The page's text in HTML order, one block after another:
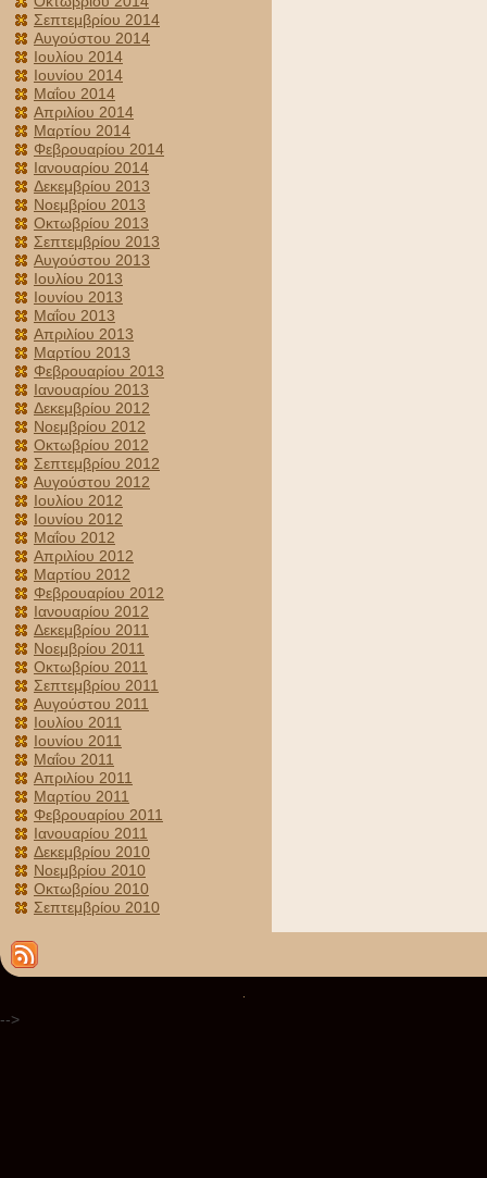
Σεπτεμβρίου 2014
Αυγούστου 2014
Ιουλίου 2014
Ιουνίου 2014
Μαΐου 2014
Απριλίου 2014
Μαρτίου 2014
Φεβρουαρίου 2014
Ιανουαρίου 2014
Δεκεμβρίου 2013
Νοεμβρίου 2013
Οκτωβρίου 2013
Σεπτεμβρίου 2013
Αυγούστου 2013
Ιουλίου 2013
Ιουνίου 2013
Μαΐου 2013
Απριλίου 2013
Μαρτίου 2013
Φεβρουαρίου 2013
Ιανουαρίου 2013
Δεκεμβρίου 2012
Νοεμβρίου 2012
Οκτωβρίου 2012
Σεπτεμβρίου 2012
Αυγούστου 2012
Ιουλίου 2012
Ιουνίου 2012
Μαΐου 2012
Απριλίου 2012
Μαρτίου 2012
Φεβρουαρίου 2012
Ιανουαρίου 2012
Δεκεμβρίου 2011
Νοεμβρίου 2011
Οκτωβρίου 2011
Σεπτεμβρίου 2011
Αυγούστου 2011
Ιουλίου 2011
Ιουνίου 2011
Μαΐου 2011
Απριλίου 2011
Μαρτίου 2011
Φεβρουαρίου 2011
Ιανουαρίου 2011
Δεκεμβρίου 2010
Νοεμβρίου 2010
Οκτωβρίου 2010
Σεπτεμβρίου 2010
-->